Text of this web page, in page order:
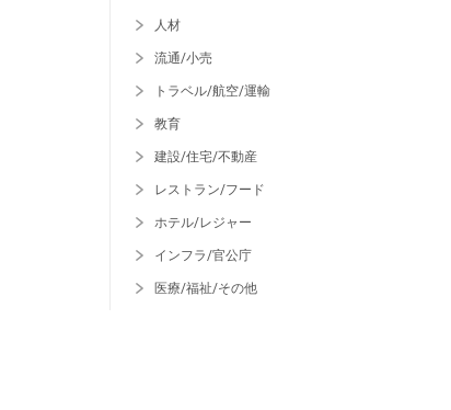
人材
流通/小売
トラベル/航空/運輸
教育
建設/住宅/不動産
レストラン/フード
ホテル/レジャー
インフラ/官公庁
医療/福祉/その他